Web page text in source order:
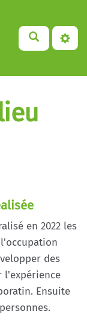
en 2022 les
des
l'expérience
Ensuite